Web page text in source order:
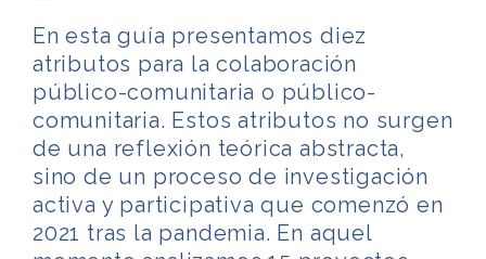
En esta guía presentamos diez
atributos para la colaboración
público-comunitaria o público-
comunitaria. Estos atributos no surgen
de una reflexión teórica abstracta,
sino de un proceso de investigación
activa y participativa que comenzó en
2021 tras la pandemia. En aquel